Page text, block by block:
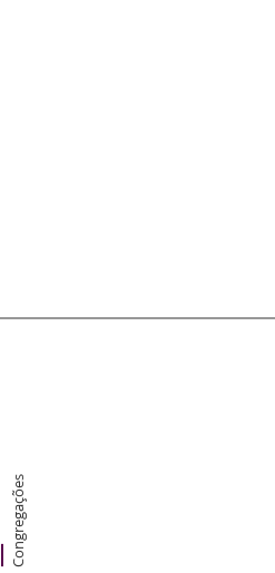
Congregações